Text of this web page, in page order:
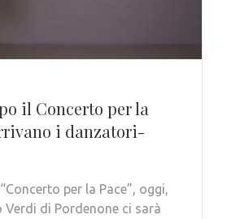
il Concerto per la
i danzatori-
per la Pace”, oggi,
di Pordenone ci sarà